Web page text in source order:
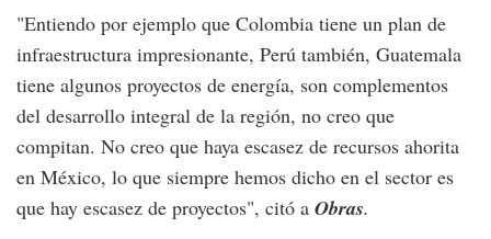
"Entiendo por ejemplo que Colombia tiene un plan de
infraestructura impresionante, Perú también, Guatemala
tiene algunos proyectos de energía, son complementos
del desarrollo integral de la región, no creo que
compitan. No creo que haya escasez de recursos ahorita
en México, lo que siempre hemos dicho en el sector es
que hay escasez de proyectos", citó a Obras.